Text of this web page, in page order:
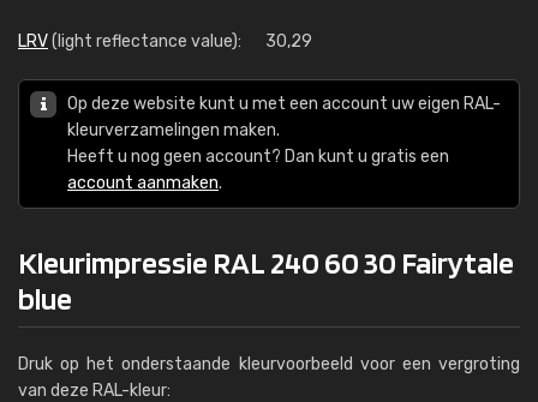
LRV(light reflectance value): 30,29
Op deze website kunt u met een account uw eigen RAL-
kleurverzamelingen maken.
Heeft u nog geen account? Dan kunt u gratis een
account aanmaken.
Kleurimpressie RAL 240 60 30 Fairytale
blue
Druk op het onderstaande kleurvoorbeeld voor een vergroting
van deze RAL-kleur: